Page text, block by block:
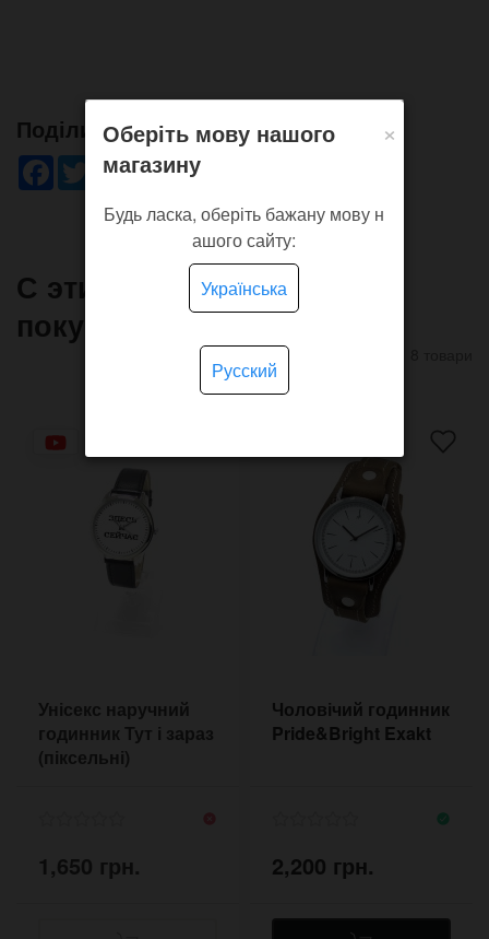
Поділись!
Facebook
TwitterWhatsApp
Viber
С этим товаром часто
покупают
Унісекс наручний
годинник Тут і зараз
(піксельні)
1,650 грн.
Чоловічий годинник
Pride&Bright Exakt
2,200 грн.
×
Оберіть мову нашого
магазину
Будь ласка, оберіть бажану мову н
ашого сайту:
Українська
Русский